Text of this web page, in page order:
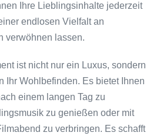
Ihre Lieblingsinhalte jederzeit
endlosen Vielfalt an
verwöhnen lassen.
ist nicht nur ein Luxus, sondern
Ihr Wohlbefinden. Es bietet Ihnen
einem langen Tag zu
zu genießen oder mit
zu verbringen. Es schafft